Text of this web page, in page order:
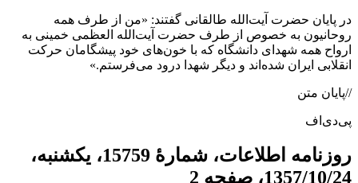
در پایان حضرت آیت‌الله طالقانی گفتند: «من از طرف همه
روحانيون به خصوص از طرف حضرت آیت‌الله العظمی خمینی به
ارواح همه شهدای دانشگاه که با خون‌های خود پیشگامان حرکت
انقلابی ایران شده‌اند و دیگر شهدا درود می‌فرستم.»
//پایان متن
پی‌دی‌اف
روزنامه اطلاعات، شمارۀ 15759، یکشنبه،
1357/10/24، صفحه 2